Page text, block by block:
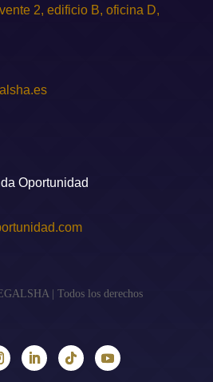
2, edificio B, oficina D,
Oportunidad
| Todos los derechos